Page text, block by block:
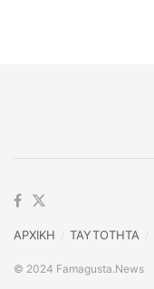
ΑΡΧΙΚΗ TAYTOTHTA
© 2024 Famagusta.News